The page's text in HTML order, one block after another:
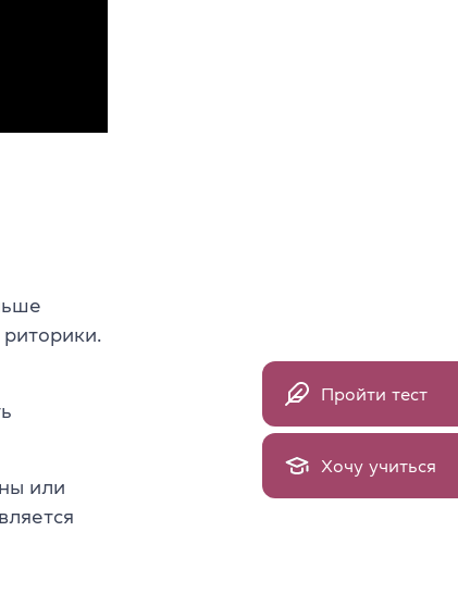
или
Пройти тест
Хочу учиться